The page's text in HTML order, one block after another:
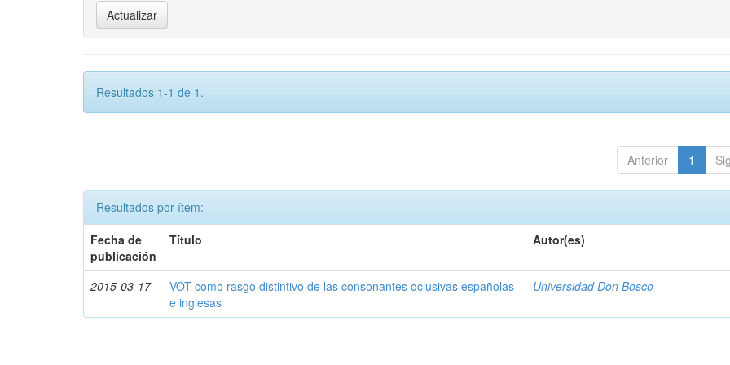
Resultados 1-1 de 1.
Anterior 1
Resultados por ítem:
Fecha de
publicación
Título Autor(es)
2015-03-17
VOT como rasgo distintivo de las consonantes oclusivas españolas
e inglesas
Universidad Don Bosco